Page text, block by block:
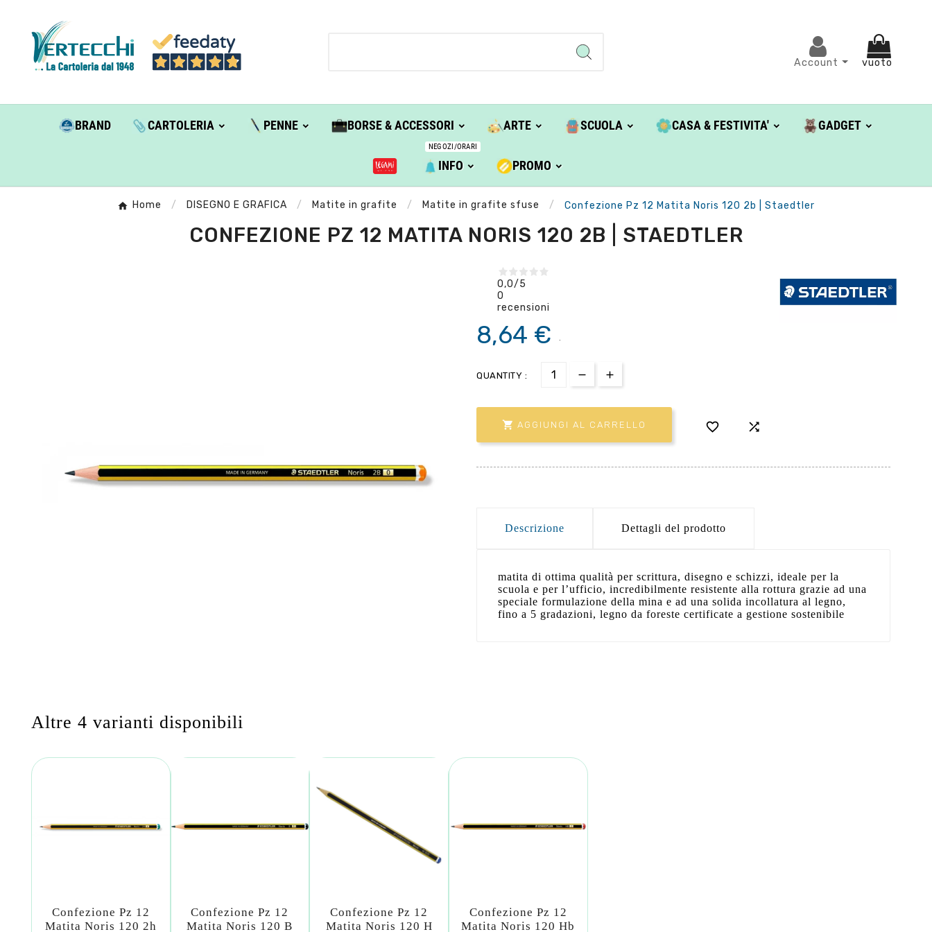
Account vuoto
BRAND CARTOLERIA PENNE BORSE & ACCESSORI ARTE SCUOLA CASA & FESTIVITA' GADGET
INFO
NEGOZI/ORARI
PROMO
Home DISEGNO E GRAFICA Matite in grafite Matite in grafite sfuse Confezione Pz 12 Matita Noris 120 2b | Staedtler
CONFEZIONE PZ 12 MATITA NORIS 120 2B | STAEDTLER
0,0/5
0
recensioni
8,64 €
QUANTITY :
 AGGIUNGI AL CARRELLO  
Descrizione Dettagli del prodotto
matita di ottima qualità per scrittura, disegno e schizzi, ideale per la
scuola e per l’ufficio, incredibilmente resistente alla rottura grazie ad una
speciale formulazione della mina e ad una solida incollatura al legno,
fino a 5 gradazioni, legno da foreste certificate a gestione sostenibile
Altre 4 varianti disponibili
Confezione Pz 12
Matita Noris 120 2h
Confezione Pz 12
Matita Noris 120 B
Confezione Pz 12
Matita Noris 120 H
Confezione Pz 12
Matita Noris 120 Hb